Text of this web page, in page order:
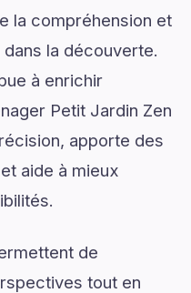
la compréhension et
la découverte.
à enrichir
Petit Jardin Zen
apporte des
aide à mieux
de
tout en